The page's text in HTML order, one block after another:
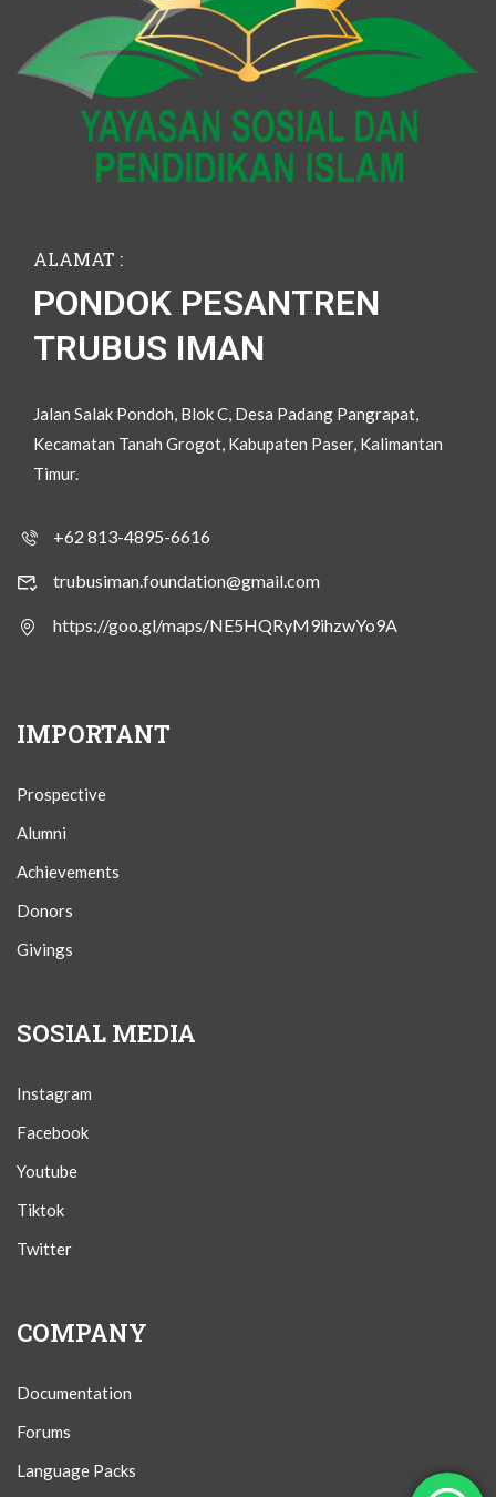
ALAMAT :
PONDOK PESANTREN
TRUBUS IMAN
Jalan Salak Pondoh, Blok C, Desa Padang Pangrapat,
Kecamatan Tanah Grogot, Kabupaten Paser, Kalimantan
Timur.
+62 813-4895-6616
trubusiman.foundation@gmail.com
https://goo.gl/maps/NE5HQRyM9ihzwYo9A
IMPORTANT
Prospective
Alumni
Achievements
Donors
Givings
SOSIAL MEDIA
Instagram
Facebook
Youtube
Tiktok
Twitter
COMPANY
Documentation
Forums
Language Packs